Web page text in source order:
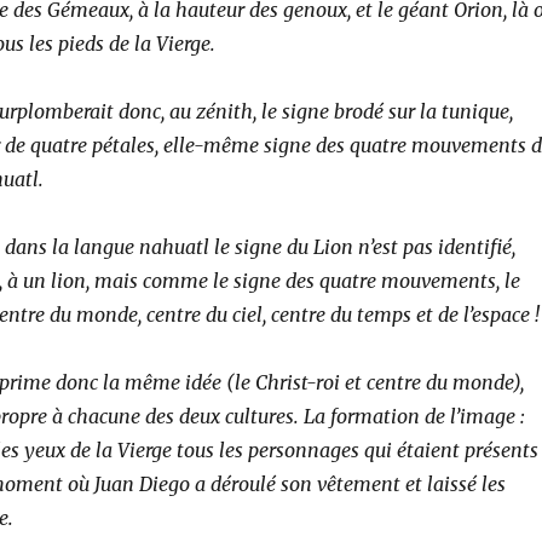
des Gémeaux, à la hauteur des genoux, et le géant Orion, là
les pieds de la Vierge.
donc, au zénith, le signe brodé sur la tunique,
quatre pétales, elle-même signe des quatre mouvements
dans la langue nahuatl le signe du Lion n’est pas identifié,
à un lion, mais comme le signe des quatre mouvements, le
du monde, centre du ciel, centre du temps et de l’espace !
donc la même idée (le Christ-roi et centre du monde),
à chacune des deux cultures. La formation de l’image :
yeux de la Vierge tous les personnages qui étaient présents
où Juan Diego a déroulé son vêtement et laissé les